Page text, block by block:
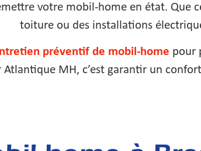
votre mobil-home en état. Que
toiture ou des installations
préventif de mobil-home pour
MH, c’est garantir un